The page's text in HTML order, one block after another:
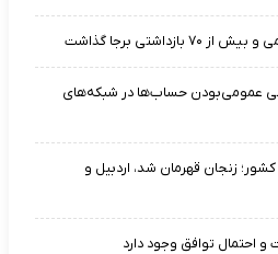
عمومی‌بودن حساب‌ها در شبکه‌های
زنجان قهرمان شد، اردبیل و
احتمال توافق وجود دارد